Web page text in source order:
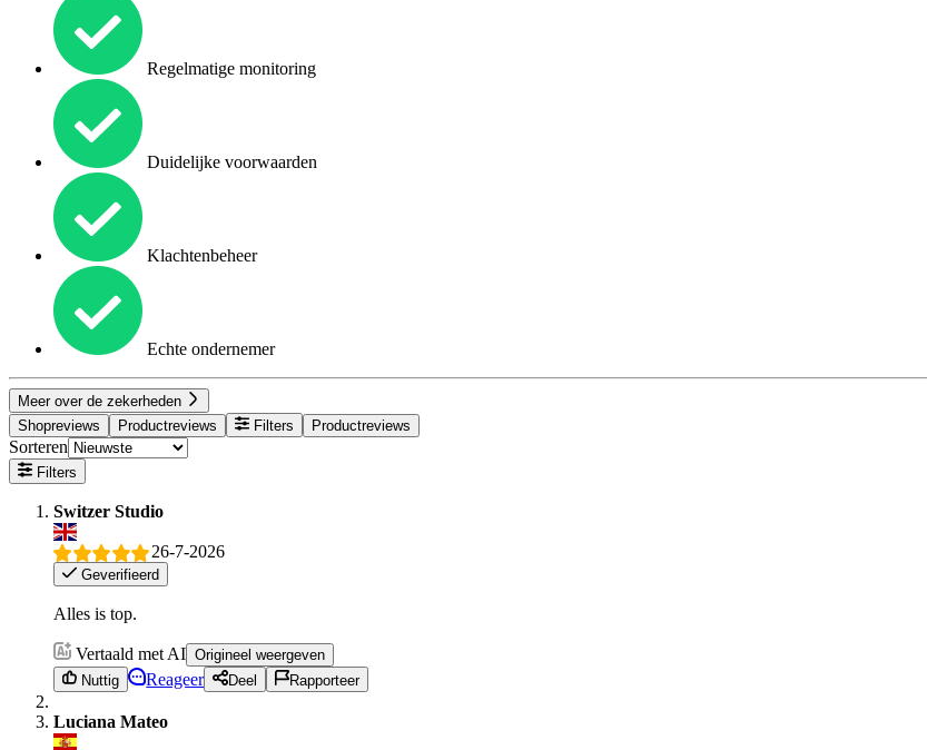
Regelmatige monitoring
Duidelijke voorwaarden
Klachtenbeheer
Echte ondernemer
Meer over de zekerheden
Shopreviews
Productreviews Filters Productreviews
Sorteren
Filters
Switzer Studio
26-7-2026
Geverifieerd
Alles is top.
Vertaald met AI Origineel weergeven
Nuttig
Reageer Deel Rapporteer
Luciana Mateo